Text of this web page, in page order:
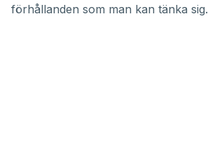
förhållanden som man kan tänka sig.